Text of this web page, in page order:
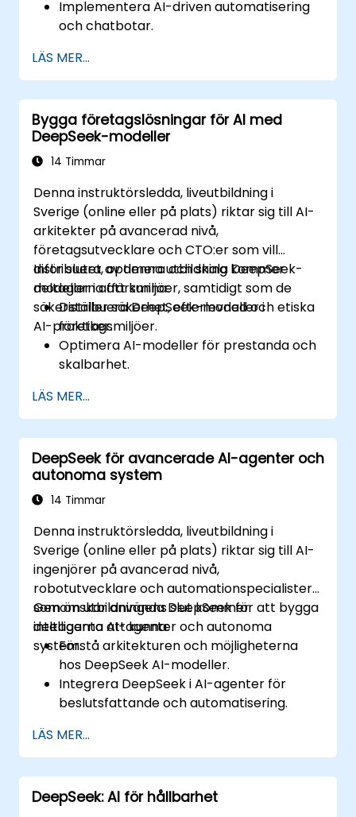
Implementera AI-driven automatisering
och chatbotar.
API-anrop effektivt.
LÄS MER...
Bygga företagslösningar för AI med
DeepSeek-modeller
14 Timmar
Denna instruktörsledda, liveutbildning i
Sverige (online eller på plats) riktar sig till AI-
arkitekter på avancerad nivå,
företagsutvecklare och CTO:er som vill
distribuera, optimera och skala DeepSeek-
modeller i affärsmiljöer, samtidigt som de
säkerställer säkerhet, efterlevnad och etiska
AI-praktiker.
Inför slutet av denna utbildning kommer
deltagarna att kunna:
Distribuera DeepSeek-modeller i
företagsmiljöer.
Optimera AI-modeller för prestanda och
skalbarhet.
i AI-applikationer.
Implementera etiska AI-praktiker i
affärslösningar.
LÄS MER...
DeepSeek för avancerade AI-agenter och
autonoma system
14 Timmar
Denna instruktörsledda, liveutbildning i
Sverige (online eller på plats) riktar sig till AI-
ingenjörer på avancerad nivå,
robotutvecklare och automationspecialister
som önskar använda DeepSeek för att bygga
intelligenta AI-agenter och autonoma
system.
Genom utbildningens slut kommer
deltagarna att kunna:
Förstå arkitekturen och möjligheterna
hos DeepSeek AI-modeller.
Integrera DeepSeek i AI-agenter för
beslutsfattande och automatisering.
för att träna autonoma system.
Deploya AI-drivna autonoma agenter i
verkliga miljöer.
LÄS MER...
DeepSeek: AI för hållbarhet